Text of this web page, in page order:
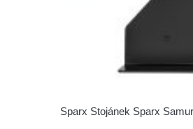
Sparx Stojánek Sparx